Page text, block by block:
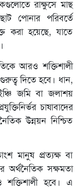
রাক্ষুসে মাছ
পোনার পরিবর্তে
হয়েছে, যাতে
আরও শক্তিশালী
দিতে হবে। ধান,
জমি বা জলাশয়
চাষাবাদের
উন্নয়ন নিশ্চিত
মানুষ প্রত্যক্ষ বা
অর্থনৈতিক সক্ষমতা
শক্তিশালী হবে। এ